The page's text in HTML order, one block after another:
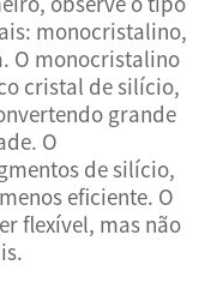
monocristalino,
O monocristalino
cristal de silício,
grande
O
de silício,
eficiente. O
flexível, mas não